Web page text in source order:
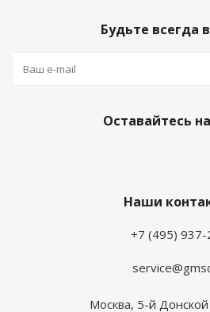
Будьте всегда
Оставайтесь
Наши
+7 (495)
Москва, 5-й